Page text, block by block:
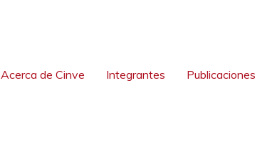
Acerca de Cinve Integrantes Publicaciones